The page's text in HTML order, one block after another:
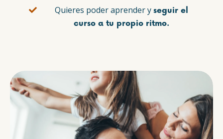
Quieres poder aprender y seguir el
curso a tu propio ritmo.